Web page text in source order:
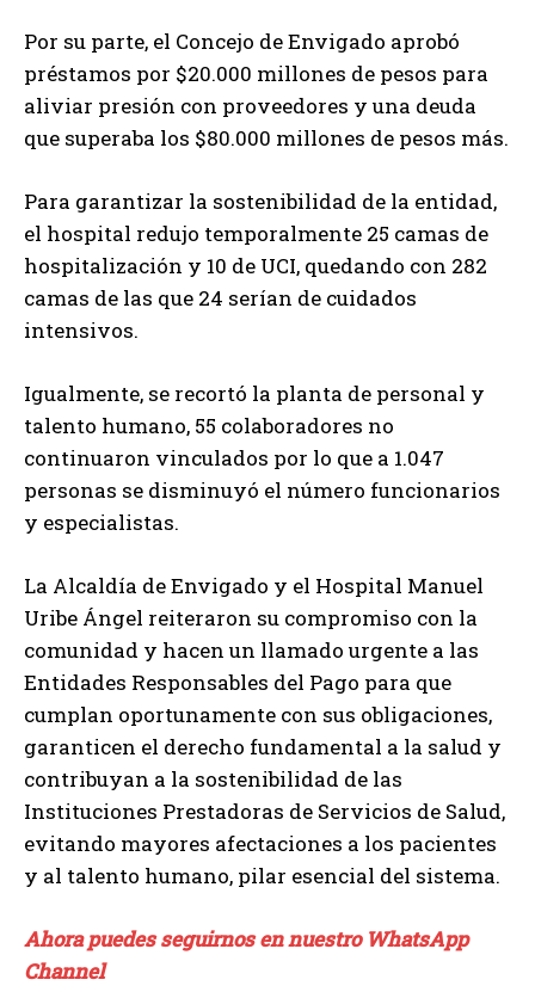
Por su parte, el Concejo de Envigado aprobó
préstamos por $20.000 millones de pesos para
aliviar presión con proveedores y una deuda
que superaba los $80.000 millones de pesos más.
Para garantizar la sostenibilidad de la entidad,
el hospital redujo temporalmente 25 camas de
hospitalización y 10 de UCI, quedando con 282
camas de las que 24 serían de cuidados
intensivos.
Igualmente, se recortó la planta de personal y
talento humano, 55 colaboradores no
continuaron vinculados por lo que a 1.047
personas se disminuyó el número funcionarios
y especialistas.
La Alcaldía de Envigado y el Hospital Manuel
Uribe Ángel reiteraron su compromiso con la
comunidad y hacen un llamado urgente a las
Entidades Responsables del Pago para que
cumplan oportunamente con sus obligaciones,
garanticen el derecho fundamental a la salud y
contribuyan a la sostenibilidad de las
Instituciones Prestadoras de Servicios de Salud,
evitando mayores afectaciones a los pacientes
y al talento humano, pilar esencial del sistema.
Ahora puedes seguirnos en nuestro WhatsApp
Channel